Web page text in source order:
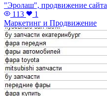
"Эролаш", продвижение сайта
113
1
Маркетинг и Продвижение